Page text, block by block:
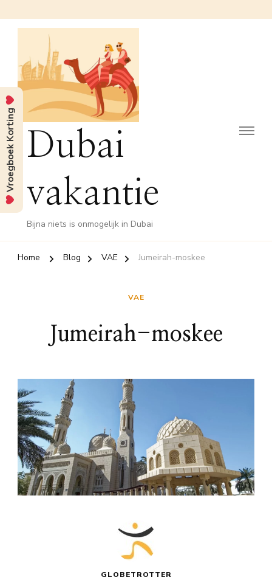
Dubai
vakantie
Bijna niets is onmogelijk in Dubai
Home Blog VAE Jumeirah-moskee
VAE
Jumeirah-moskee
GLOBETROTTER
Vroegboek Korting